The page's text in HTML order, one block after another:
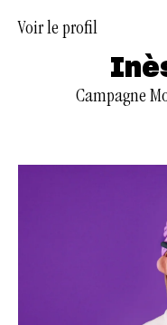
Voir le profil
Campagne